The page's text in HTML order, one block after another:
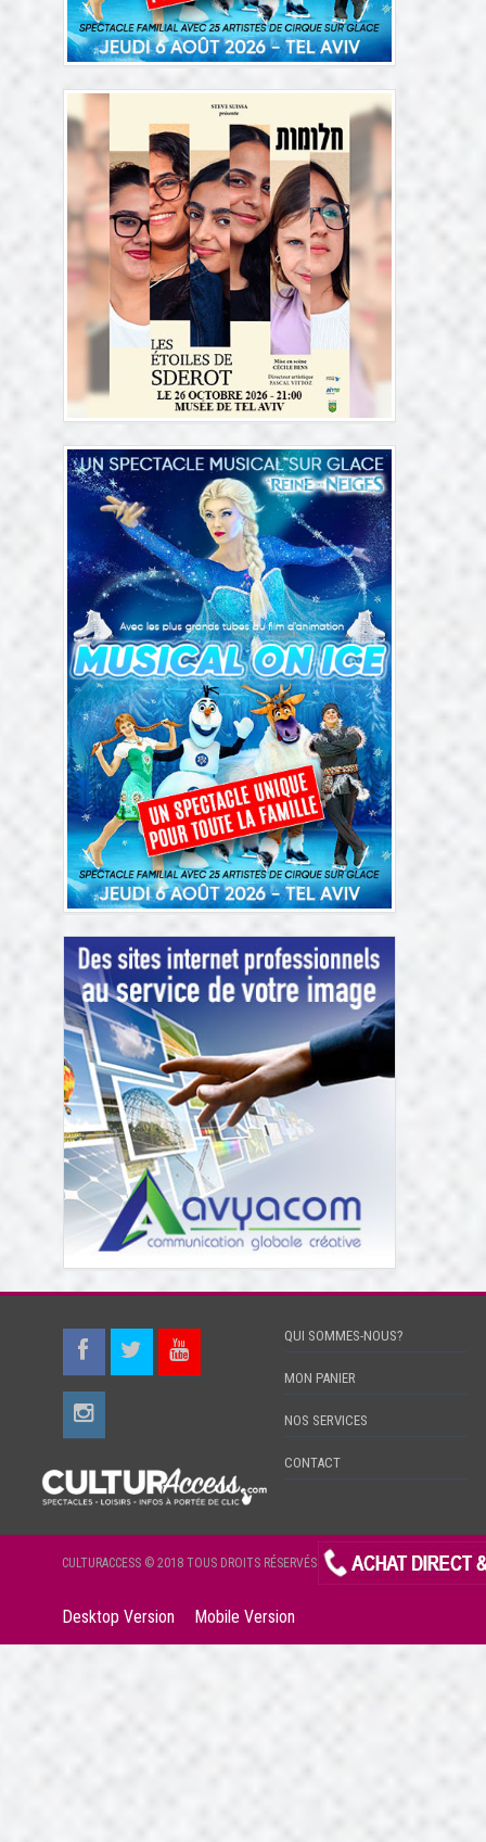
QUI SOMMES-NOUS?
MON PANIER
NOS SERVICES
CONTACT
CULTURACCESS © 2018 TOUS DROITS RÉSERVÉS
Desktop Version Mobile Version